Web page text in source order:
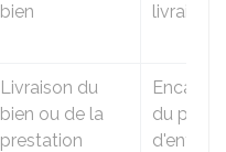
bien
livraison
Livraison du
bien ou de la
prestation
du prix
d'entrée,